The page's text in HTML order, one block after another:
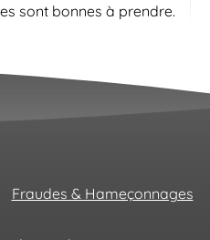
sont bonnes à prendre.
Fraudes & Hameçonnages